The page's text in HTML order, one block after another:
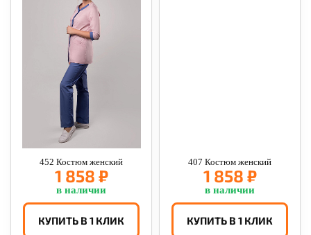
452 Костюм женский
1 858 ₽
в наличии
КУПИТЬ В 1 КЛИК
407 Костюм женский
1 858 ₽
в наличии
КУПИТЬ В 1 КЛИК